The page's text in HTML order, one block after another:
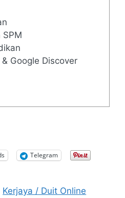
SPM
Google Discover
Telegram
Kerjaya / Duit Online